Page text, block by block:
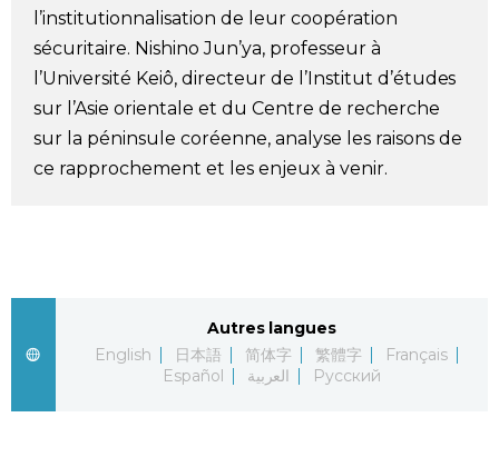
Séries
Personnages
Chroniques
l’institutionnalisation de leur coopération
sécuritaire. Nishino Jun’ya, professeur à
l’Université Keiô, directeur de l’Institut d’études
sur l’Asie orientale et du Centre de recherche
sur la péninsule coréenne, analyse les raisons de
ce rapprochement et les enjeux à venir.
Autres langues
English
日本語 简体字 繁體字
Français
Español
العربية Русский